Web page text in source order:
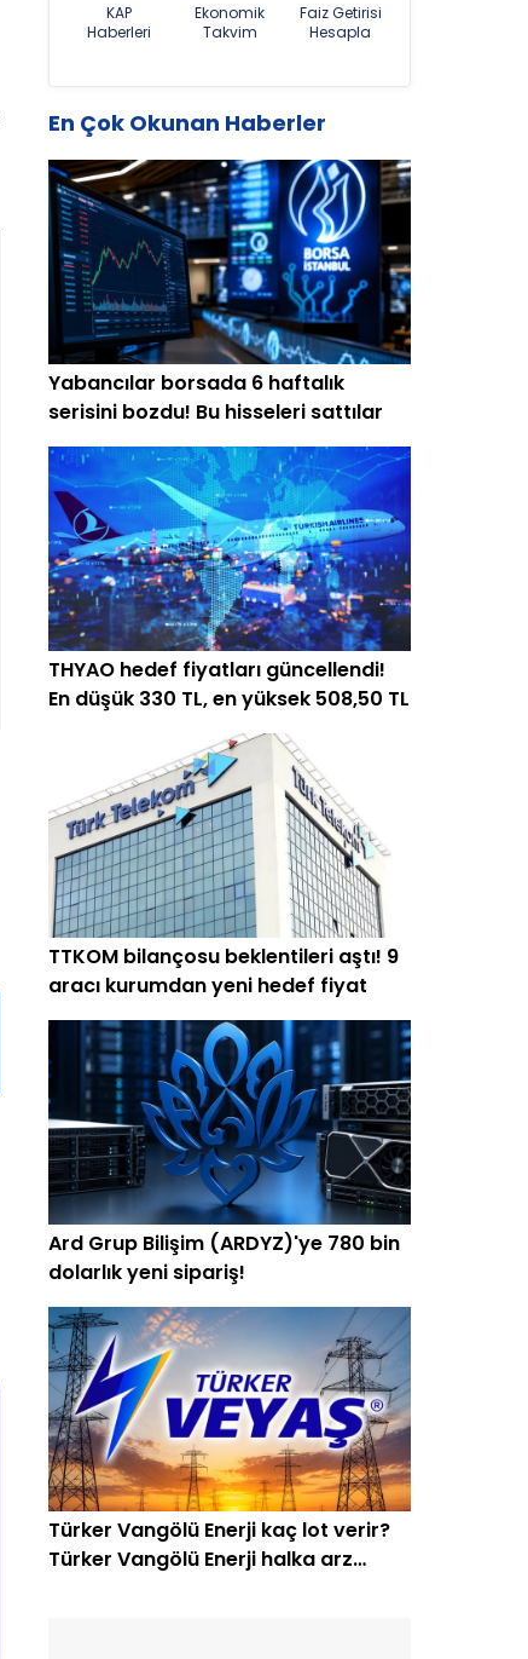
KAP
Haberleri
Ekonomik
Takvim
Faiz Getirisi
Hesapla
En Çok Okunan Haberler
Yabancılar borsada 6 haftalık
serisini bozdu! Bu hisseleri sattılar
THYAO hedef fiyatları güncellendi!
En düşük 330 TL, en yüksek 508,50 TL
TTKOM bilançosu beklentileri aştı! 9
aracı kurumdan yeni hedef fiyat
Ard Grup Bilişim (ARDYZ)'ye 780 bin
dolarlık yeni sipariş!
Türker Vangölü Enerji kaç lot verir?
Türker Vangölü Enerji halka arz